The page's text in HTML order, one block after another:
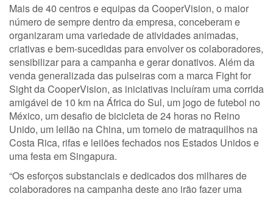
Mais de 40 centros e equipas da CooperVision, o maior
número de sempre dentro da empresa, conceberam e
organizaram uma variedade de atividades animadas,
criativas e bem-sucedidas para envolver os colaboradores,
sensibilizar para a campanha e gerar donativos. Além da
venda generalizada das pulseiras com a marca Fight for
Sight da CooperVision, as iniciativas incluíram uma corrida
amigável de 10 km na África do Sul, um jogo de futebol no
México, um desafio de bicicleta de 24 horas no Reino
Unido, um leilão na China, um torneio de matraquilhos na
Costa Rica, rifas e leilões fechados nos Estados Unidos e
uma festa em Singapura.
“Os esforços substanciais e dedicados dos milhares de
colaboradores na campanha deste ano irão fazer uma